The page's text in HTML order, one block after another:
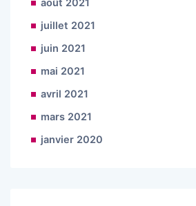
août 2021
juillet 2021
juin 2021
mai 2021
avril 2021
mars 2021
janvier 2020